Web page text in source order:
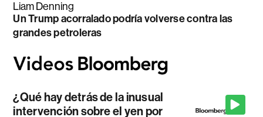
Liam Denning
Un Trump acorralado podría volverse contra las
grandes petroleras
¿Qué hay detrás de la inusual
intervención sobre el yen por